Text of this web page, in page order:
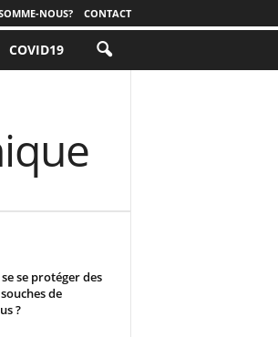
NOUS? CONTACT
COVID19
se protéger des
de
?